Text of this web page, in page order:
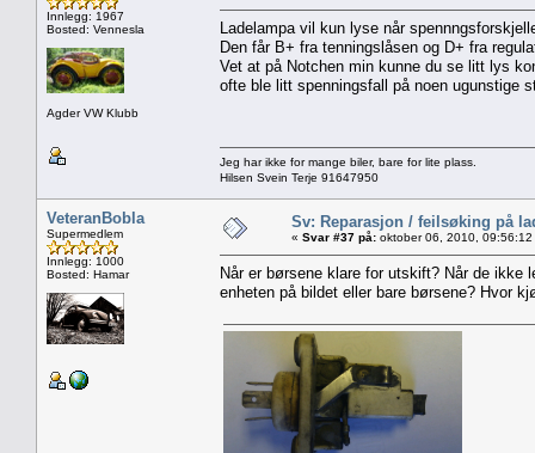
Innlegg: 1967
Bosted: Vennesla
Agder VW Klubb
Ladelampa vil kun lyse når
Den får B+ fra tenningslåsen og D+ fra
Vet at på Notchen min kunne du se litt lys
ofte ble litt spenningsfall på noen ugunstige
Jeg har ikke for mange biler, bare for lite plass.
Hilsen Svein Terje 91647950
VeteranBobla
Supermedlem
Innlegg: 1000
Bosted: Hamar
Sv: Reparasjon / feilsøking på
« Svar #37 på: oktober 06, 2010, 09:56:12
Når er børsene klare for utskift? Når de ikke
enheten på bildet eller bare børsene? Hvor